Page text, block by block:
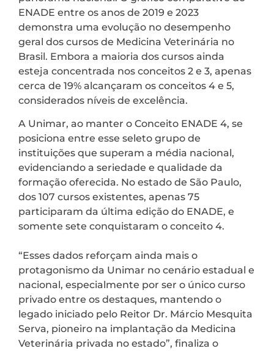
ENADE entre os anos de 2019 e 2023
demonstra uma evolução no desempenho
geral dos cursos de Medicina Veterinária no
Brasil. Embora a maioria dos cursos ainda
esteja concentrada nos conceitos 2 e 3, apenas
cerca de 19% alcançaram os conceitos 4 e 5,
considerados níveis de excelência.
A Unimar, ao manter o Conceito ENADE 4, se
posiciona entre esse seleto grupo de
instituições que superam a média nacional,
evidenciando a seriedade e qualidade da
formação oferecida. No estado de São Paulo,
dos 107 cursos existentes, apenas 75
participaram da última edição do ENADE, e
somente sete conquistaram o conceito 4.
“Esses dados reforçam ainda mais o
protagonismo da Unimar no cenário estadual e
nacional, especialmente por ser o único curso
privado entre os destaques, mantendo o
legado iniciado pelo Reitor Dr. Márcio Mesquita
Serva, pioneiro na implantação da Medicina
Veterinária privada no estado”, finaliza o